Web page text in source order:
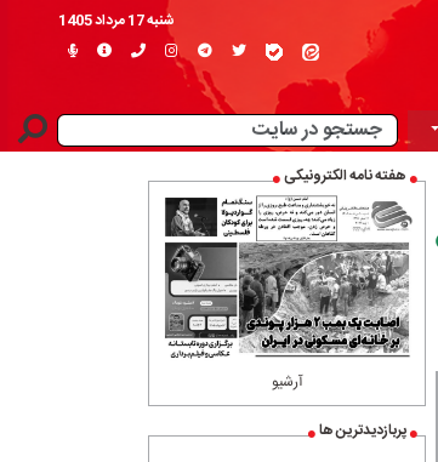
شنبه 17 مرداد 1405
هفته نامه الکترونیکی
آرشیو
پربازدیدترین ها